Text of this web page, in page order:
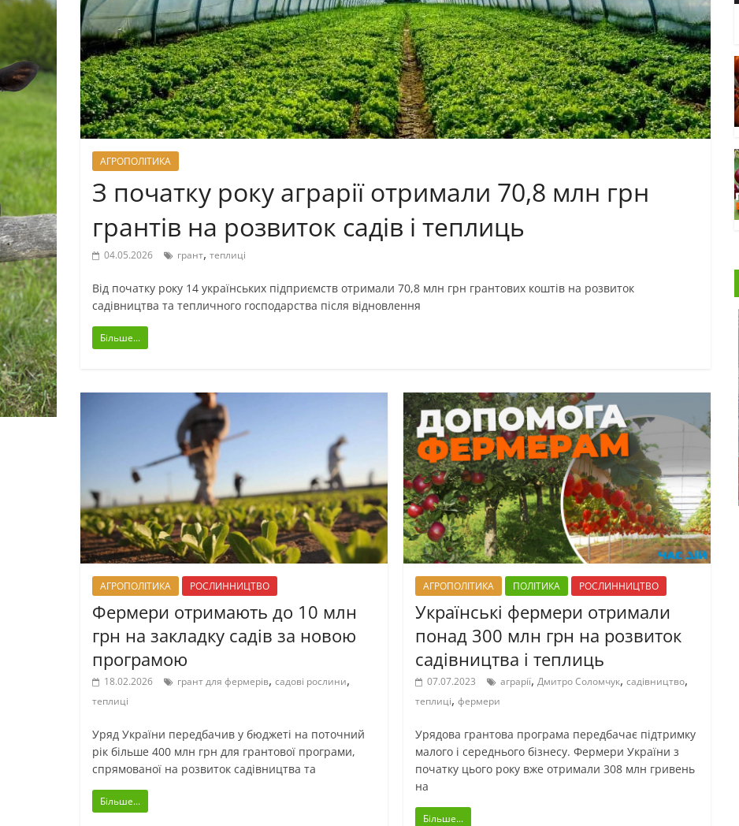
АГРОПОЛІТИКА
З початку року аграрії отримали 70,8 млн грн
грантів на розвиток садів і теплиць
04.05.2026 грант, теплиці
Від початку року 14 українських підприємств отримали 70,8 млн грн грантових коштів на розвиток
садівництва та тепличного господарства після відновлення
Більше...
АГРОПОЛІТИКА РОСЛИННИЦТВО
Фермери отримають до 10 млн
грн на закладку садів за новою
програмою
18.02.2026 грант для фермерів, садові рослини,
теплиці
Уряд України передбачив у бюджеті на поточний
рік більше 400 млн грн для грантової програми,
спрямованої на розвиток садівництва та
Більше...
АГРОПОЛІТИКА ПОЛІТИКА РОСЛИННИЦТВО
Українські фермери отримали
понад 300 млн грн на розвиток
садівництва і теплиць
07.07.2023 аграрії,Дмитро Соломчук,садівництво,
теплиці,фермери
Урядова грантова програма передбачає підтримку
малого і середнього бізнесу. Фермери України з
початку цього року вже отримали 308 млн гривень
на
Більше...